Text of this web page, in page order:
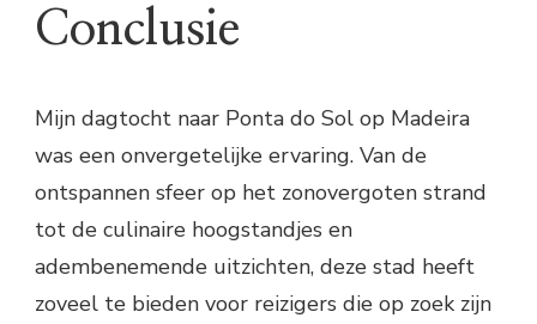
Conclusie
Mijn dagtocht naar Ponta do Sol op Madeira
was een onvergetelijke ervaring. Van de
ontspannen sfeer op het zonovergoten strand
tot de culinaire hoogstandjes en
adembenemende uitzichten, deze stad heeft
zoveel te bieden voor reizigers die op zoek zijn